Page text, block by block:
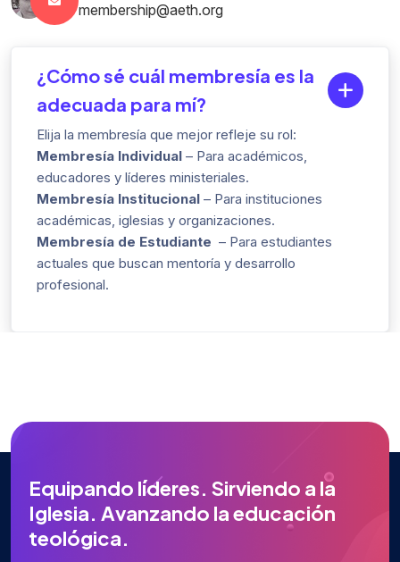
membership@aeth.org
¿Cómo sé cuál membresía es la
adecuada para mí?
Elija la membresía que mejor refleje su rol:
Membresía Individual – Para académicos,
educadores y líderes ministeriales.
Membresía Institucional – Para instituciones
académicas, iglesias y organizaciones.
Membresía de Estudiante – Para estudiantes
actuales que buscan mentoría y desarrollo
profesional.
Equipando líderes. Sirviendo a la
Iglesia. Avanzando laeducación
teológica.